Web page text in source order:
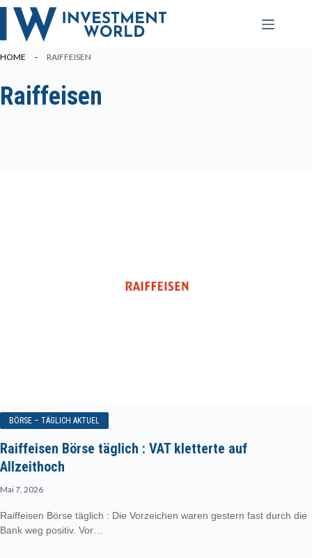
Zum
Inhalt
springen
HOME RAIFFEISEN
Raiffeisen
BÖRSE – TÄGLICH AKTUEL
Raiffeisen Börse täglich : VAT kletterte auf
Allzeithoch
Mai 7, 2026
Raiffeisen Börse täglich : Die Vorzeichen waren gestern fast durch die
Bank weg positiv. Vor…